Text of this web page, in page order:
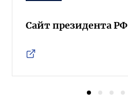
Сайт президента РФ